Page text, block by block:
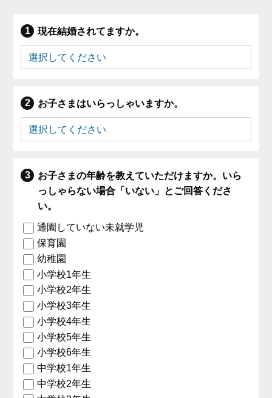
現在結婚されてますか。
お子さまはいらっしゃいますか。
お子さまの年齢を教えていただけますか。いら
っしゃらない場合「いない」とご回答くださ
い。
通園していない未就学児
保育園
幼稚園
小学校1年生
小学校2年生
小学校3年生
小学校4年生
小学校5年生
小学校6年生
中学校1年生
中学校2年生